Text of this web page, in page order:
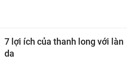
7 lợi ích của thanh long với làn
da